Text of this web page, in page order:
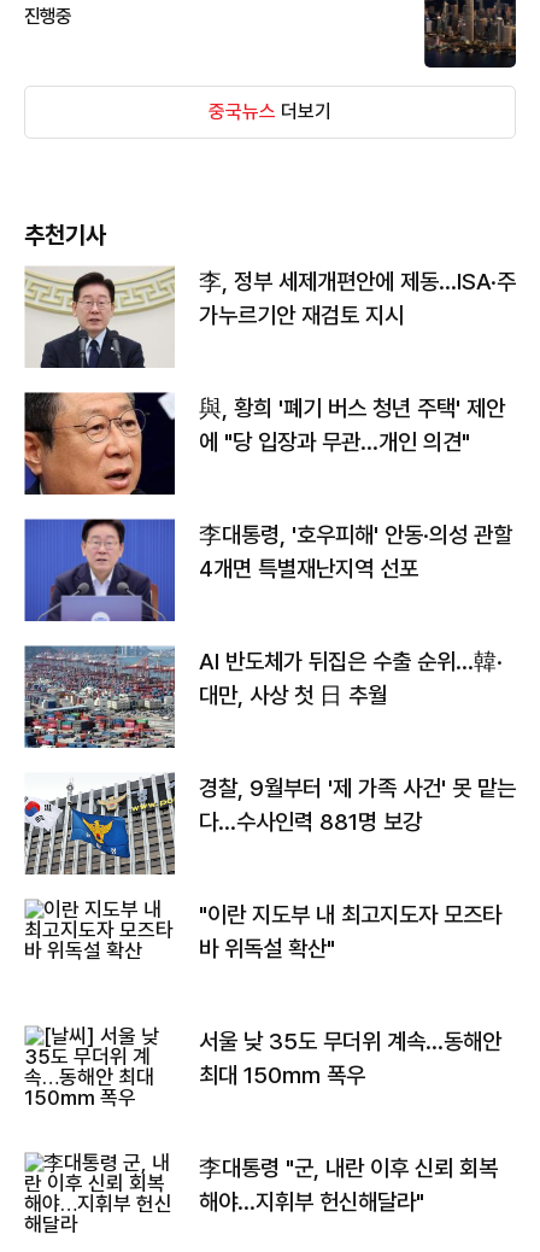
진행중
중국뉴스 더보기
추천기사
李, 정부 세제개편안에 제동…ISA·주
가누르기안 재검토 지시
與, 황희 '폐기 버스 청년 주택' 제안
에 "당 입장과 무관…개인 의견"
李대통령, '호우피해' 안동·의성 관할
4개면 특별재난지역 선포
AI 반도체가 뒤집은 수출 순위…韓·
대만, 사상 첫 日 추월
경찰, 9월부터 '제 가족 사건' 못 맡는
다…수사인력 881명 보강
"이란 지도부 내 최고지도자 모즈타
바 위독설 확산"
서울 낮 35도 무더위 계속…동해안
최대 150㎜ 폭우
李대통령 "군, 내란 이후 신뢰 회복
해야…지휘부 헌신해달라"